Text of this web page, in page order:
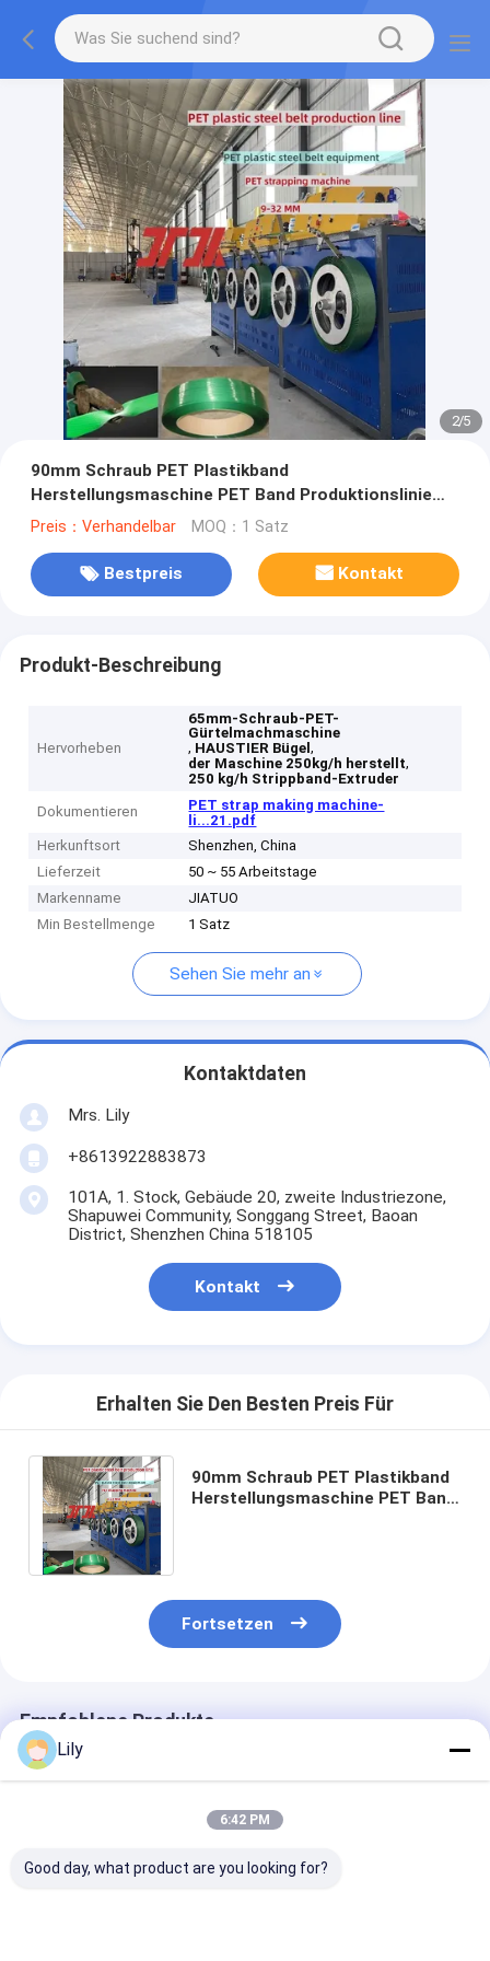
2/5
90mm Schraub PET Plastikband
Herstellungsmaschine PET Band Produktionslinie
mit PLC-Steuerung
Preis：Verhandelbar MOQ：1 Satz
Bestpreis Kontakt
Produkt-Beschreibung
Hervorheben
65mm-Schraub-PET-
Gürtelmachmaschine
, HAUSTIER Bügel,
der Maschine 250kg/h herstellt,
250 kg/h Strippband-Extruder
Dokumentieren
PET strap making machine-
li...21.pdf
Herkunftsort
Shenzhen, China
Lieferzeit
50 ~ 55 Arbeitstage
Markenname
JIATUO
Min Bestellmenge
1 Satz
Sehen Sie mehr an
Kontaktdaten
Mrs. Lily
+8613922883873
101A, 1. Stock, Gebäude 20, zweite Industriezone,
Shapuwei Community, Songgang Street, Baoan
District, Shenzhen China 518105
Kontakt
Erhalten Sie Den Besten Preis Für
90mm Schraub PET Plastikband
Herstellungsmaschine PET Band
Fortsetzen
Empfohlene Produkte
Lily
6:42 PM
Good day, what product are you looking for?